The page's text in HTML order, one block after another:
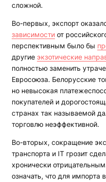
сложной.
Во-первых, экспорт
зависимости от
перспективным было бы
другие экзотические
полностью заменить
Евросоюза. Белорусские
но невысокая
покупателей и
странах так называемой
торговлю неэффективной.
Во-вторых, сокращение
транспорта и IT грозит
хронически
означать, что для импорта